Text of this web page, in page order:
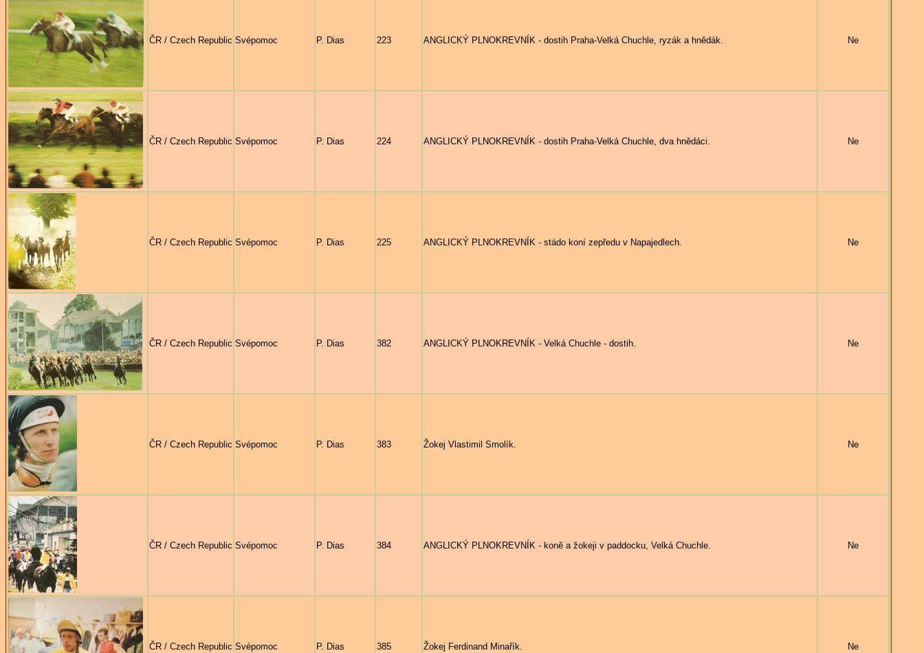
ČR / Czech Republic Svépomoc P. Dias 223 ANGLICKÝ PLNOKREVNÍK - dostih Praha-Velká Chuchle, ryzák a hnědák. Ne
ČR / Czech Republic Svépomoc P. Dias 224 ANGLICKÝ PLNOKREVNÍK - dostih Praha-Velká Chuchle, dva hnědáci. Ne
ČR / Czech Republic Svépomoc P. Dias 225 ANGLICKÝ PLNOKREVNÍK - stádo koní zepředu v Napajedlech. Ne
ČR / Czech Republic Svépomoc P. Dias 382 ANGLICKÝ PLNOKREVNÍK - Velká Chuchle - dostih. Ne
ČR / Czech Republic Svépomoc P. Dias 383 Žokej Vlastimil Smolík. Ne
ČR / Czech Republic Svépomoc P. Dias 384 ANGLICKÝ PLNOKREVNÍK - koně a žokeji v paddocku, Velká Chuchle. Ne
ČR / Czech Republic Svépomoc P. Dias 385 Žokej Ferdinand Minařík. Ne